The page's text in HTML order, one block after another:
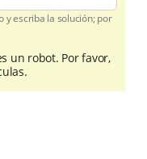
y escriba la solución; por
un robot. Por favor,